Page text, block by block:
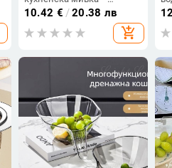
неръждаема стомана, за
зеленчуци и плодове,
кръгла дръжка за
10.42 € /20.38 лв
add_shopping_cart